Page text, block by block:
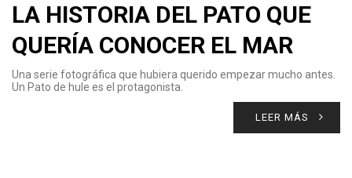
LA HISTORIA DEL PATO QUE
QUERÍA CONOCER EL MAR
Una serie fotográfica que hubiera querido empezar mucho antes.
Un Pato de hule es el protagonista.
LEER MÁS